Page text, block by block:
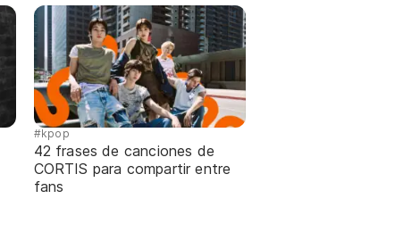
#kpop
42 frases de canciones de
CORTIS para compartir entre
fans